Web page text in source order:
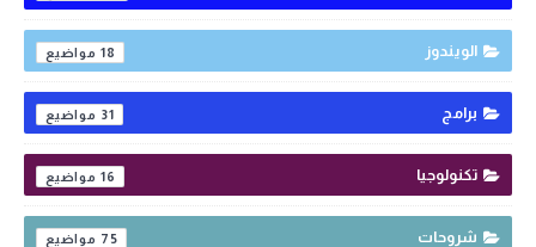
الويندوز 18
برامج 31
تكنولوجيا 16
شروحات 75